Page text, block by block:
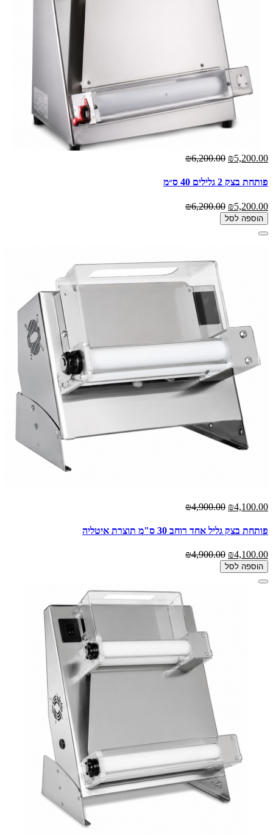
₪5,200.00
₪6,200.00
פותחת בצק 2 גלילים 40 ס״מ
₪5,200.00
₪6,200.00
הוספה לסל
₪4,100.00
₪4,900.00
פותחת בצק גליל אחד רוחב 30 ס"מ תוצרת איטליה
₪4,100.00
₪4,900.00
הוספה לסל